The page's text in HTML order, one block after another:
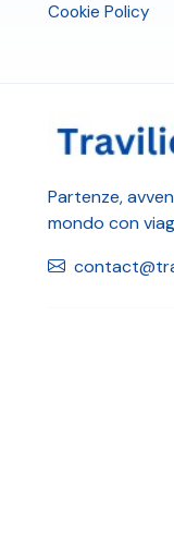
Cookie Policy
Partenze,
mondo con